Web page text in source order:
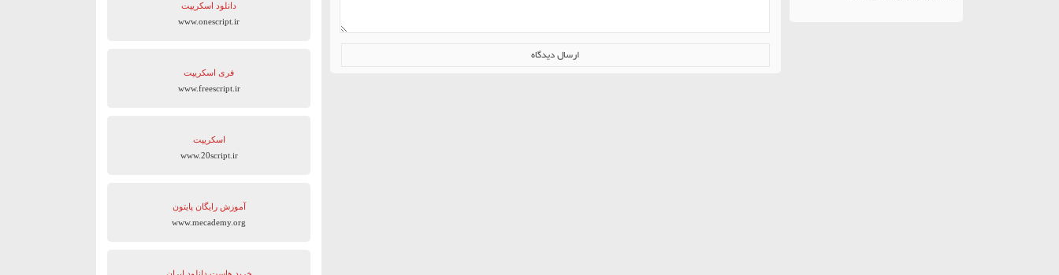
دانلود اسکریپت
www.onescript.ir
فری اسکریپت
www.freescript.ir
اسکریپت
www.20script.ir
آموزش رایگان پایتون
www.mecademy.org